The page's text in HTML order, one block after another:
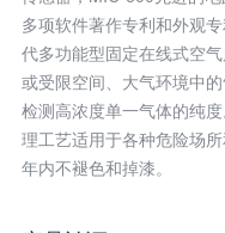
多项软件著作专利和外观
代多功能型固定在线式空
或受限空间、大气环境中
检测高浓度单一气体的纯
理工艺适用于各种危险场
年内不褪色和掉漆。